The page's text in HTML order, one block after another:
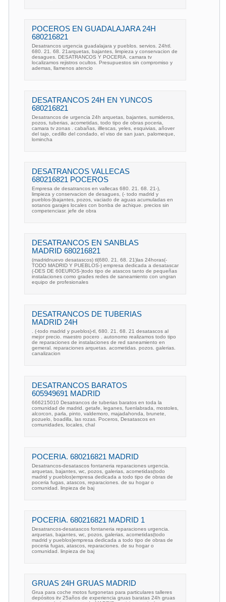
POCEROS EN GUADALAJARA 24H
680216821
Desatrancos urgencia guadalajara y pueblos. servios. 24htl.
680. 21. 68. 21arquetas, bajantes, limpieza y conservacion de
desagues. DESATRANCOS Y POCERIA. camara tv
localizamos rejistros ocultos. Presupuestos sin compromiso y
ademas, llamenos atencio
DESATRANCOS 24H EN YUNCOS
680216821
Desatrancos de urgencia 24h arquetas, bajantes, sumideros,
pozos, tuberias, acometidas, todo tipo de obras poceria,
camara tv zonas . cabañas, illlescas, yeles, esquivias, añover
del tajo, cedillo del condado, el viso de san juan, palomeque,
lomincha
DESATRANCOS VALLECAS
680216821 POCEROS
Empresa de desatrancos en vallecas 680. 21. 68. 21-),
limpieza y conservacion de desagues, (- todo madrid y
pueblos-)bajantes, pozos, vaciado de aguas acumuladas en
sotanos garajes locales con bonba de achique. precios sin
competenciasr. jefe de obra
DESATRANCOS EN SANBLAS
MADRID 680216821
(madridnuevo desatascos) tl(680. 21. 68. 21)las 24horas(-
TODO MADRID Y PUEBLOS-) empresa dedicada a desatascar
(-DES DE 60EUROS-)todo tipo de atascos tanto de pequeñas
instalaciones como grades redes de saneamiento con ungran
equipo de profesionales
DESATRANCOS DE TUBERIAS
MADRID 24H
. (-todo madrid y pueblos)-tl, 680. 21. 68. 21 desatascos al
mejor precio. maestro pocero . autonomo realizamos todo tipo
de reparaciones de instalaciones de red saneamiento en
gemeral. reparaciones arquetas. acometidas. pozos. galerias.
canalizacion
DESATRANCOS BARATOS
605949691 MADRID
666215010 Desatrancos de tuberias baratos en toda la
comunidad de madrid. getafe, leganes, fuenlabrada, mostoles,
alcorcon, parla, pinto, valdemoro, majadahonda, brunete,
pozuelo, boadilla, las rozas. Poceros, Desatascos en
comunidades, locales, chal
POCERIA. 680216821 MADRID
Desatrancos-desatascos fontaneria reparaciones urgencia.
arquetas, bajantes, wc, pozos, galerias, acometidas(todo
madrid y pueblos)empresa dedicada a todo tipo de obras de
poceria fugas, atascos, reparaciones. de su hogar o
comunidad. linpieza de baj
POCERIA. 680216821 MADRID 1
Desatrancos-desatascos fontaneria reparaciones urgencia.
arquetas, bajantes, wc, pozos, galerias, acometidas(todo
madrid y pueblos)empresa dedicada a todo tipo de obras de
poceria fugas, atascos, reparaciones. de su hogar o
comunidad. linpieza de baj
GRUAS 24H GRUAS MADRID
Grua para coche motos furgonetas para particulares talleres
depósitos itv 25años de experiencia gruas baratas 24h gruas